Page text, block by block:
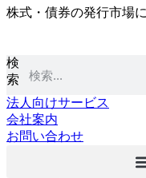
コ
ン
ツ
に
ス
キ
ッ
株式・債券の発行市場
検
索
法人向けサービス
会社案内
お問い合わせ